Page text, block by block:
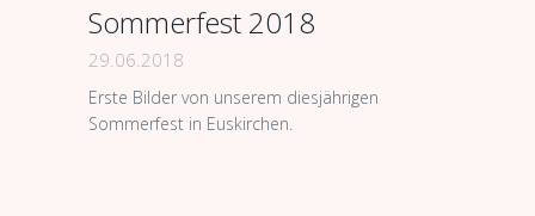
Sommerfest 2018
29.06.2018
Erste Bilder von unserem diesjährigen
Sommerfest in Euskirchen.